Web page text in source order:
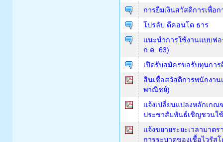
การยืมเงินสวัสดิการเพื่อ
โปรลับ ดีคอนโด ธาร
แนะนำการใช้งานแบบฟอ
ก.ค. 63)
เปิดรับสมัครขอรับทุนการ
สินเชื่อสวัสดิการพนักงา
พาณิชย์)
แจ้งเปลี่ยนแปลงหลักเก
ประชาสัมพันธ์เชิญชวนใ
แจ้งขยายระยะเวลามา
การระบาดของเชื้อไวรัส